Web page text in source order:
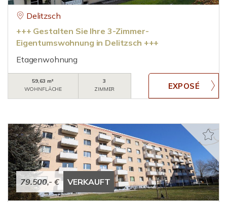
Delitzsch
+++ Gestalten Sie Ihre 3-Zimmer-
Eigentumswohnung in Delitzsch +++
Etagenwohnung
59,63 m²
WOHNFLÄCHE
3
ZIMMER
79.500,- € VERKAUFT